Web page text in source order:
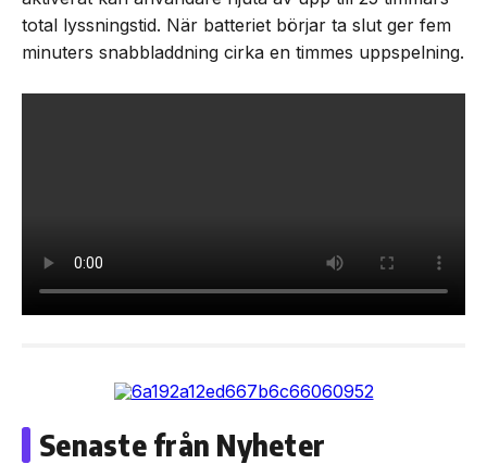
total lyssningstid. När batteriet börjar ta slut ger fem
minuters snabbladdning cirka en timmes uppspelning.
Senaste från Nyheter